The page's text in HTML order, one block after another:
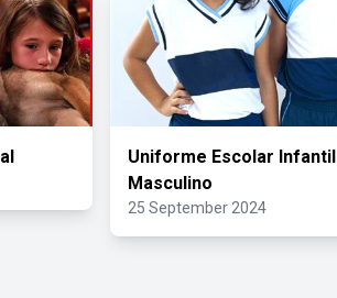
Uniforme Escolar Infantil
Masculino
25 September 2024